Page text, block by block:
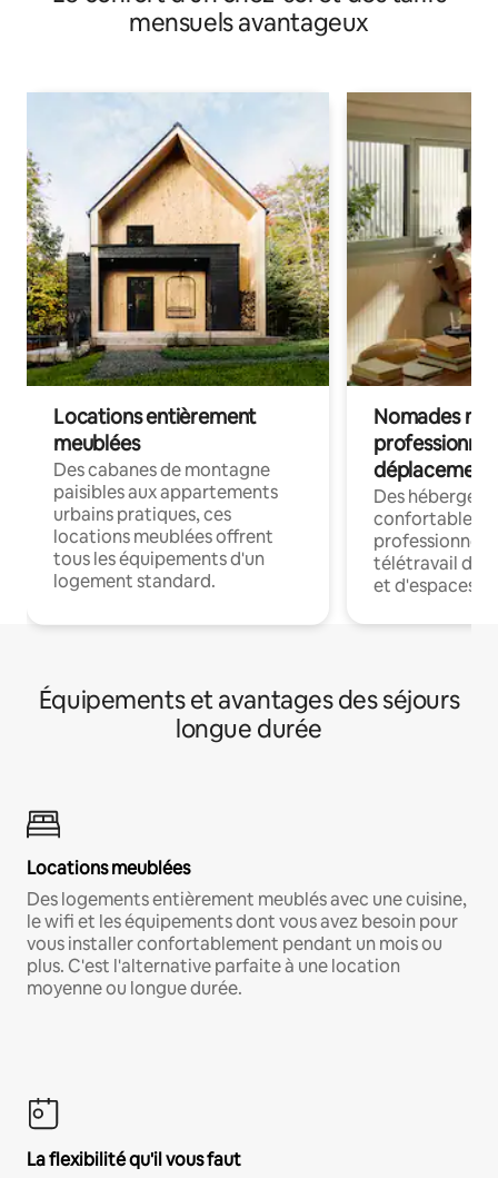
mensuels avantageux
Locations entièrement
meublées
Des cabanes de montagne
paisibles aux appartements
urbains pratiques, ces
locations meublées offrent
tous les équipements d'un
logement standard.
Nomades
déplacement
Des
confortables
professionnels
télétravail
et d'espaces
Équipements et avantages des séjours
longue durée
Locations meublées
Des logements entièrement meublés avec une cuisine,
le wifi et les équipements dont vous avez besoin pour
vous installer confortablement pendant un mois ou
plus. C'est l'alternative parfaite à une location
moyenne ou longue durée.
La flexibilité qu'il vous faut